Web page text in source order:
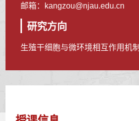
邮箱：
kangzou@njau.edu.cn
研究方向
生殖干细胞与微环境相互作用机制